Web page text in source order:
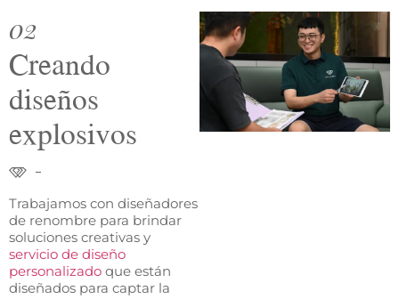
02
Creando
diseños
explosivos
Trabajamos con diseñadores
de renombre para brindar
soluciones creativas y
servicio de diseño
personalizado que están
diseñados para captar la